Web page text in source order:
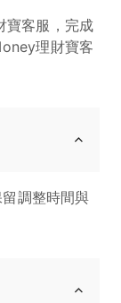
寶客服，完成
理財寶客
調整時間與